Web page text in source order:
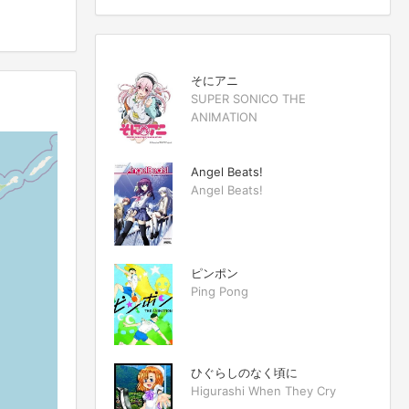
そにアニ
SUPER SONICO THE
ANIMATION
Angel Beats!
Angel Beats!
ピンポン
Ping Pong
ひぐらしのなく頃に
Higurashi When They Cry